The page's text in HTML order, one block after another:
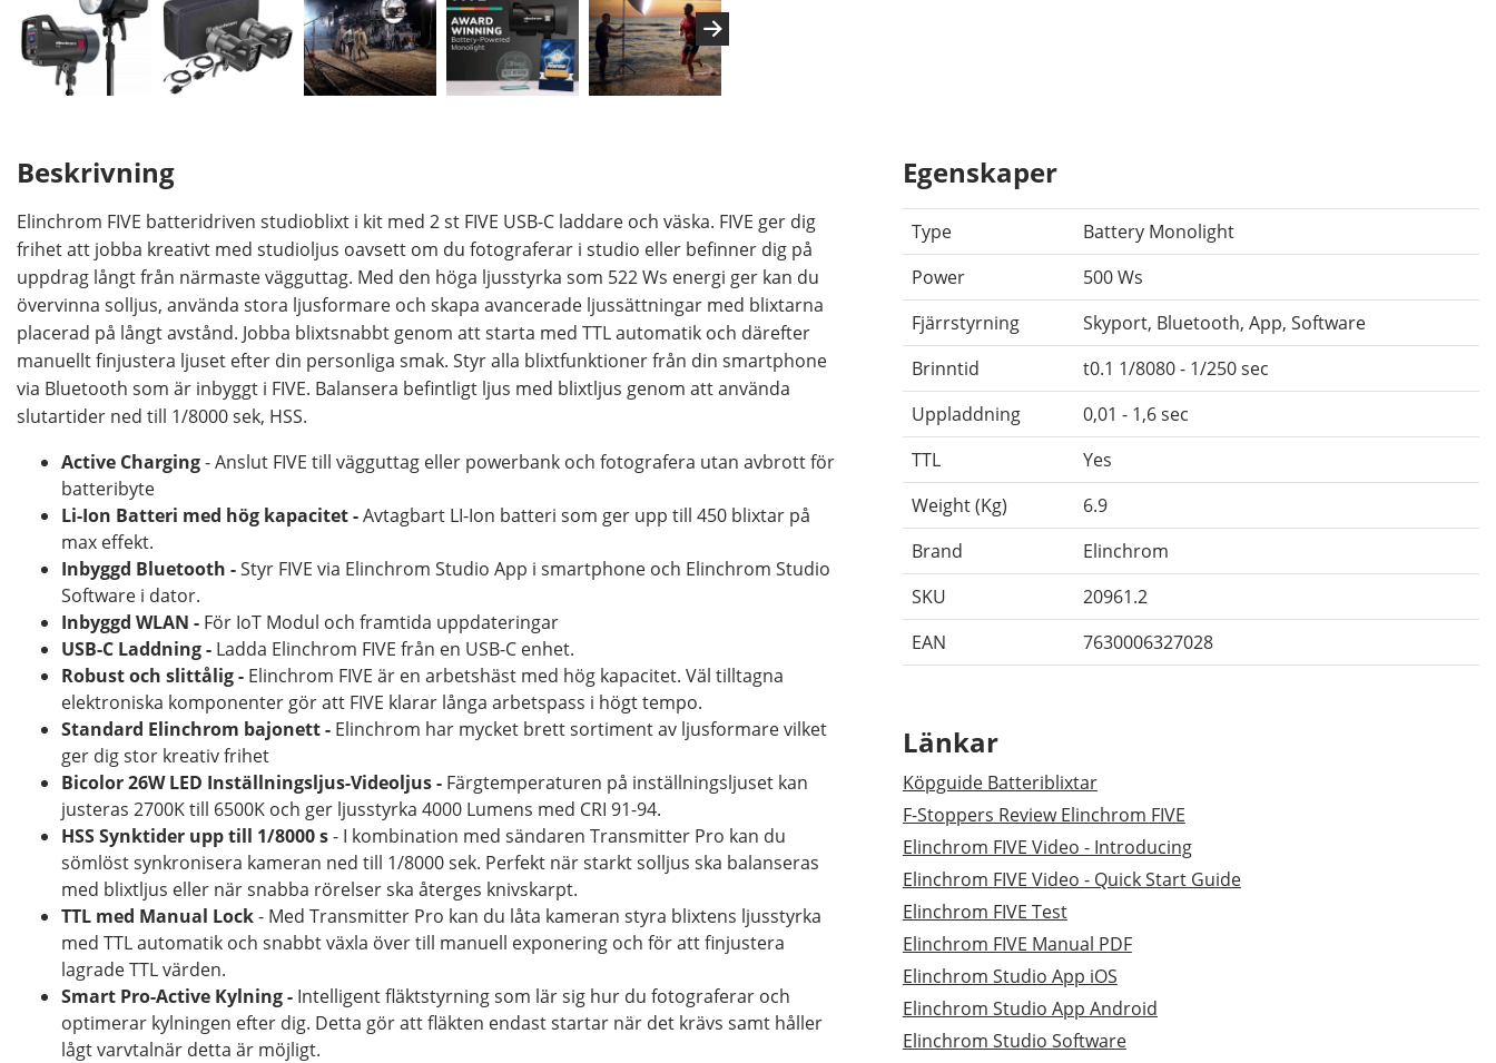
Beskrivning
Elinchrom FIVE batteridriven studioblixt i kit med 2 st FIVE USB-C laddare och väska. FIVE ger dig
frihet att jobba kreativt med studioljus oavsett om du fotograferar i studio eller befinner dig på
uppdrag långt från närmaste vägguttag. Med den höga ljusstyrka som 522 Ws energi ger kan du
övervinna solljus, använda stora ljusformare och skapa avancerade ljussättningar med blixtarna
placerad på långt avstånd. Jobba blixtsnabbt genom att starta med TTL automatik och därefter
manuellt finjustera ljuset efter din personliga smak. Styr alla blixtfunktioner från din smartphone
via Bluetooth som är inbyggt i FIVE. Balansera befintligt ljus med blixtljus genom att använda
slutartider ned till 1/8000 sek, HSS.
Active Charging- Anslut FIVE till vägguttag eller powerbank och fotografera utan avbrott för
batteribyte
Li-Ion Batteri med hög kapacitet -Avtagbart LI-Ion batteri som ger upp till 450 blixtar på
max effekt.
Inbyggd Bluetooth -Styr FIVE via Elinchrom Studio App i smartphone och Elinchrom Studio
Software i dator.
Inbyggd WLAN - För IoT Modul och framtida uppdateringar
USB-C Laddning - Ladda Elinchrom FIVE från en USB-C enhet.
Robust och slittålig - Elinchrom FIVE är en arbetshäst med hög kapacitet. Väl tilltagna
elektroniska komponenter gör att FIVE klarar långa arbetspass i högt tempo.
Standard Elinchrom bajonett - Elinchrom har mycket brett sortiment av ljusformare vilket
ger dig stor kreativ frihet
Bicolor 26W LED Inställningsljus-Videoljus - Färgtemperaturen på inställningsljuset kan
justeras 2700K till 6500K och ger ljusstyrka 4000 Lumens med CRI 91-94.
HSS Synktider upp till 1/8000 s- I kombination med sändaren Transmitter Pro kan du
sömlöst synkronisera kameran ned till 1/8000 sek. Perfekt när starkt solljus ska balanseras
med blixtljus eller när snabba rörelser ska återges knivskarpt.
TTL med Manual Lock- Med Transmitter Pro kan du låta kameran styra blixtens ljusstyrka
med TTL automatik och snabbt växla över till manuell exponering och för att finjustera
lagrade TTL värden.
Smart Pro-Active Kylning - Intelligent fläktstyrning som lär sig hur du fotograferar och
optimerar kylningen efter dig. Detta gör att fläkten endast startar när det krävs samt håller
lågt varvtalnär detta är möjligt.
Egenskaper
Type
Battery Monolight
Power
500 Ws
Fjärrstyrning
Skyport, Bluetooth, App, Software
Brinntid
t0.1 1/8080 - 1/250 sec
Uppladdning
0,01 - 1,6 sec
TTL
Yes
Weight (Kg)
6.9
Brand
Elinchrom
SKU
20961.2
EAN
7630006327028
Länkar
Köpguide Batteriblixtar
F-Stoppers Review Elinchrom FIVE
Elinchrom FIVE Video - Introducing
Elinchrom FIVE Video - Quick Start Guide
Elinchrom FIVE Test
Elinchrom FIVE Manual PDF
Elinchrom Studio App iOS
Elinchrom Studio App Android
Elinchrom Studio Software